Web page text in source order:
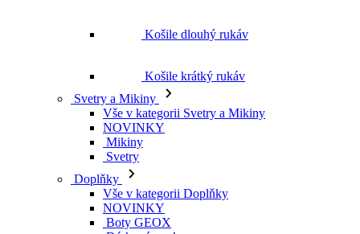
Košile dlouhý rukáv
Košile krátký rukáv
Svetry a Mikiny
Vše v kategorii Svetry a Mikiny
NOVINKY
Mikiny
Svetry
Doplňky
Vše v kategorii Doplňky
NOVINKY
Boty GEOX